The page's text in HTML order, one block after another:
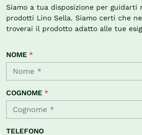
Siamo a tua disposizione per guidarti
prodotti Lino Sella. Siamo certi che
troverai il prodotto adatto alle tue
NOME *
COGNOME *
TELEFONO